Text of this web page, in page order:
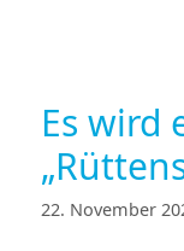
Es wird
22. November